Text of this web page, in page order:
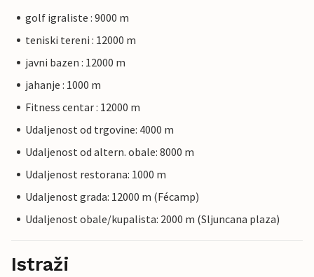
golf igraliste : 9000 m
teniski tereni : 12000 m
javni bazen : 12000 m
jahanje : 1000 m
Fitness centar : 12000 m
Udaljenost od trgovine: 4000 m
Udaljenost od altern. obale: 8000 m
Udaljenost restorana: 1000 m
Udaljenost grada: 12000 m (Fécamp)
Udaljenost obale/kupalista: 2000 m (Sljuncana plaza)
Istraži